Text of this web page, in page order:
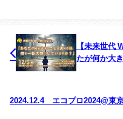
【未来世代
たが何か大
2024.12.4 エコプロ2024@東